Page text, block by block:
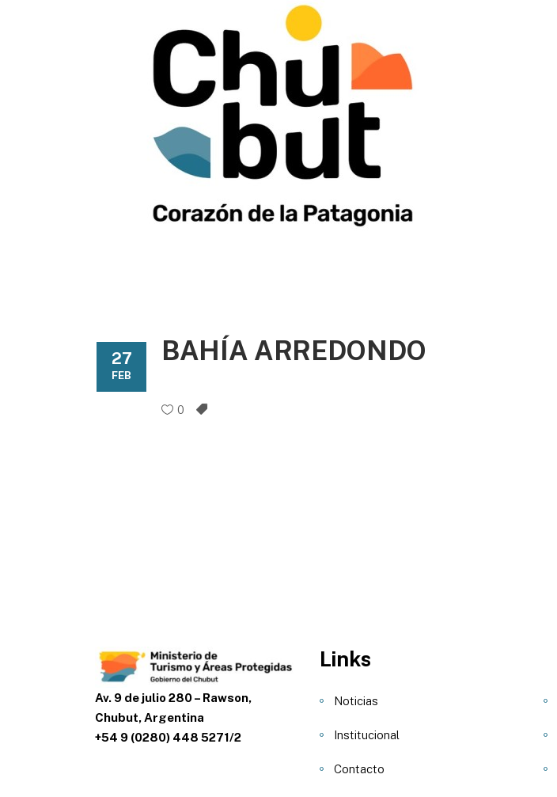
27
FEB
BAHÍA ARREDONDO
0
Av. 9 de julio 280 – Rawson,
Chubut, Argentina
+54 9 (0280) 448 5271/2
Links
Noticias
Institucional
Contacto